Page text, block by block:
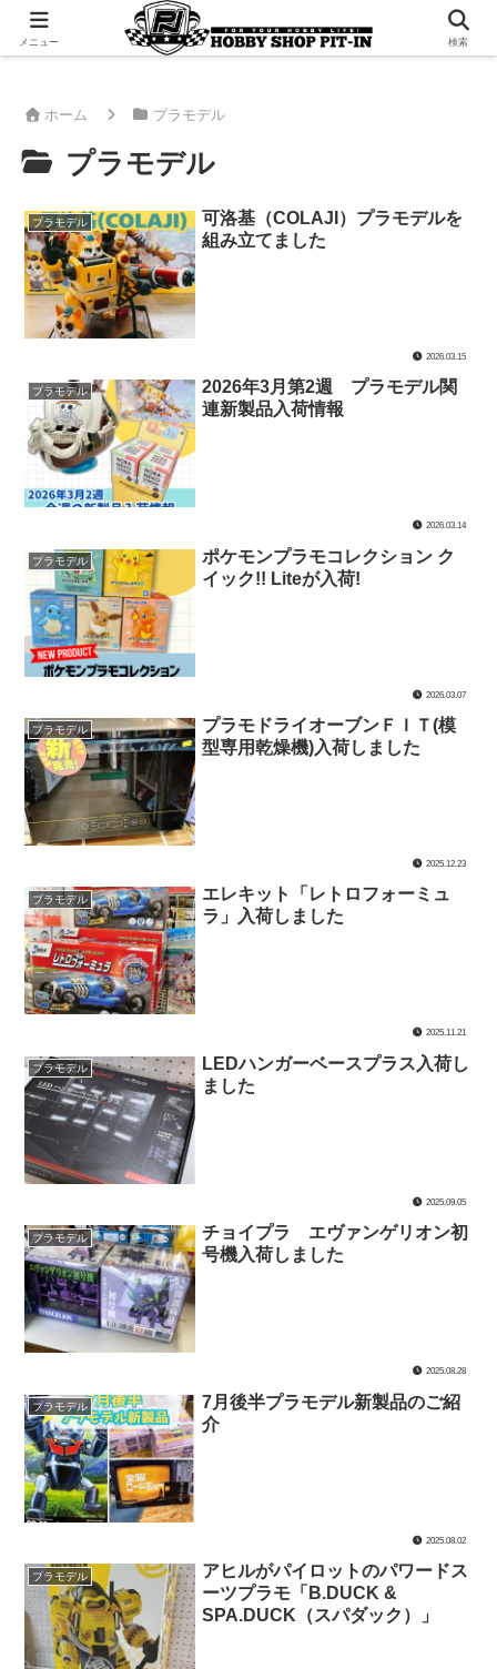
千葉県君津市でラジコンやプラモデルを販売。 ピットインのウェブサイトです
ホーム プラモデル
プラモデル
プラモデル
可洛基（COLAJI）プラモデルを
組み立てました
2026.03.15
プラモデル
2026年3月第2週 プラモデル関
連新製品入荷情報
2026.03.14
プラモデル
ポケモンプラモコレクション ク
イック!! Liteが入荷!
2026.03.07
プラモデル
プラモドライオーブンＦＩＴ(模
型専用乾燥機)入荷しました
2025.12.23
プラモデル
エレキット「レトロフォーミュ
ラ」入荷しました
2025.11.21
プラモデル
LEDハンガーベースプラス入荷し
ました
2025.09.05
プラモデル
チョイプラ エヴァンゲリオン初
号機入荷しました
2025.08.28
プラモデル
7月後半プラモデル新製品のご紹
介
2025.08.02
プラモデル
アヒルがパイロットのパワードス
ーツプラモ「B.DUCK &
SPA.DUCK（スパダック）」
メニュー 検索